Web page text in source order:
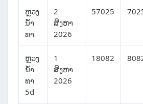
ຫຼວງ
ນໍ້າ
ທາ
2
ສິງຫາ
2026
57025
ຫຼວງ
ນໍ້າ
ທາ
5d
1
ສິງຫາ
2026
18082